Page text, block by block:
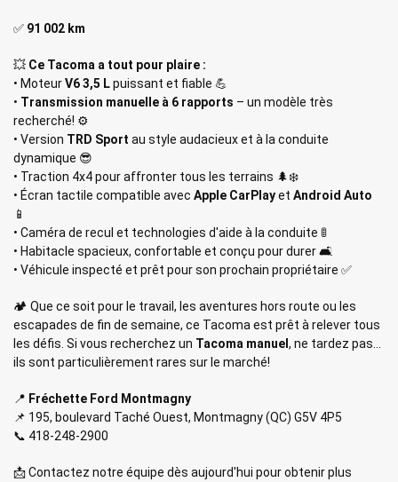
✅ 91 002 km
💥 Ce Tacoma a tout pour plaire :
• MoteurV6 3,5 Lpuissant et fiable 💪
• Transmission manuelle à 6 rapports – un modèle très
recherché! ⚙️
• Version TRD Sport au style audacieux et à la conduite
dynamique 😎
• Traction 4x4 pour affronter tous les terrains 🌲❄️
• Écran tactile compatible avec Apple CarPlayet Android Auto
📱
• Caméra de recul et technologies d'aide à la conduite 🚦
• Habitacle spacieux, confortable et conçu pour durer 🛋️
• Véhicule inspecté et prêt pour son prochain propriétaire ✅
🏕️ Que ce soit pour le travail, les aventures hors route ou les
escapades de fin de semaine, ce Tacoma est prêt à relever tous
les défis. Si vous recherchez un Tacoma manuel , ne tardez pas…
ils sont particulièrement rares sur le marché!
📍 Fréchette Ford Montmagny
📌 195, boulevard Taché Ouest, Montmagny (QC) G5V 4P5
📞 418-248-2900
📩 Contactez notre équipe dès aujourd'hui pour obtenir plus